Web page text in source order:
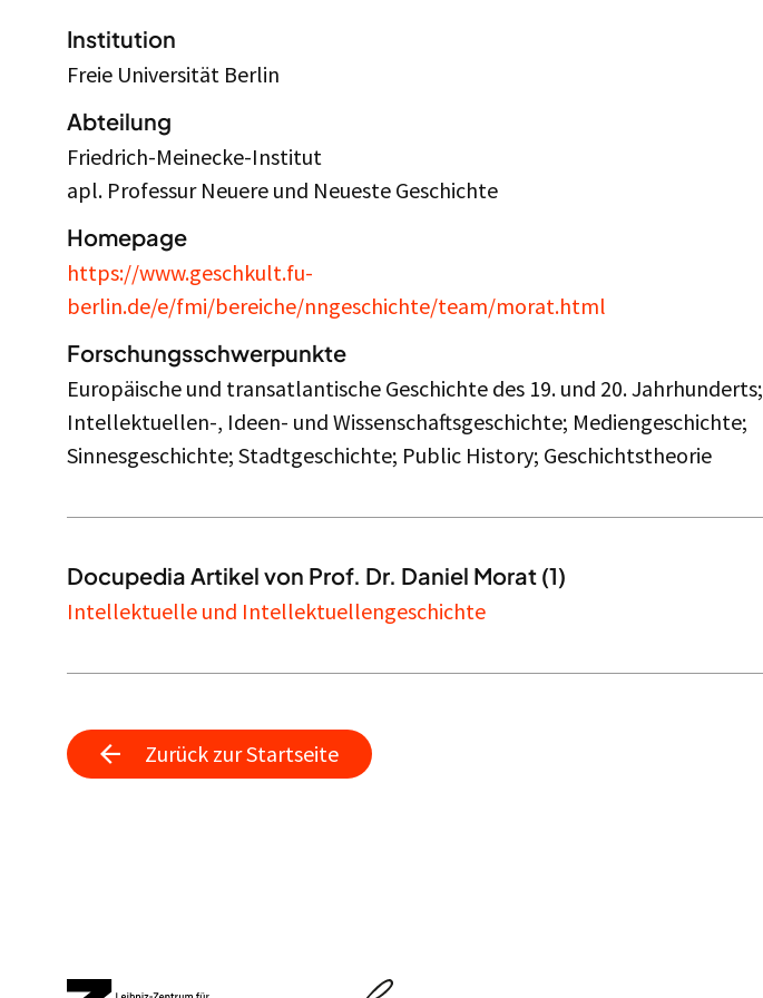
Institution
Freie Universität Berlin
Abteilung
Friedrich-Meinecke-Institut
apl. Professur Neuere und Neueste Geschichte
Homepage
https://www.geschkult.fu-
berlin.de/e/fmi/bereiche/nngeschichte/team/morat.html
Forschungsschwerpunkte
Europäische und transatlantische Geschichte des 19. und 20. Jahrhunderts;
Intellektuellen-, Ideen- und Wissenschaftsgeschichte; Mediengeschichte;
Sinnesgeschichte; Stadtgeschichte; Public History; Geschichtstheorie
Docupedia Artikel von Prof. Dr. Daniel Morat (1)
Intellektuelle und Intellektuellengeschichte
Zurück zur Startseite